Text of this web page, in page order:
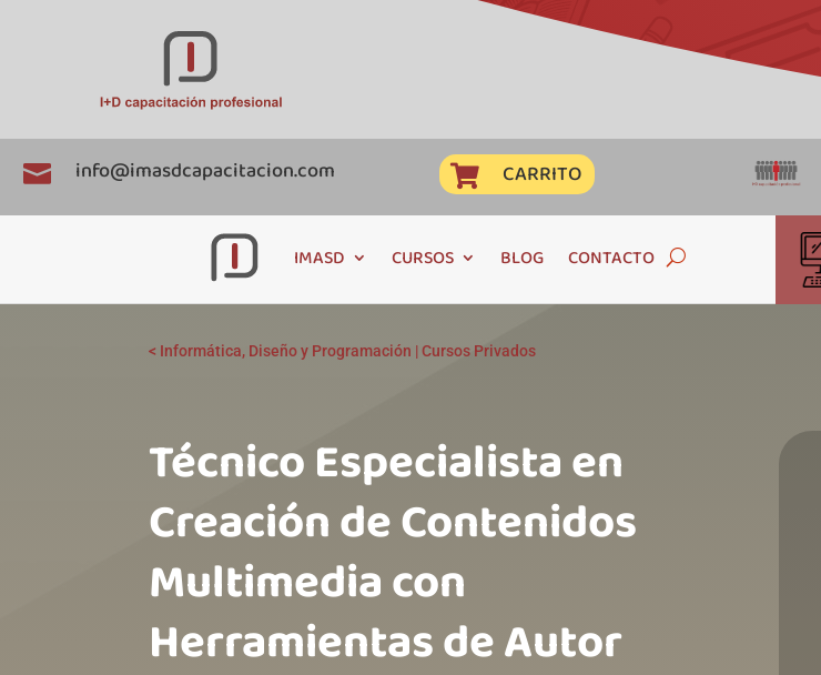
 info@imasdcapacitacion.com  CARRITO
IMASD CURSOS BLOG CONTACTO
< Informática, Diseño y Programación |Cursos Privados
Técnico Especialista en
Creación de Contenidos
Multimedia con
Herramientas de Autor